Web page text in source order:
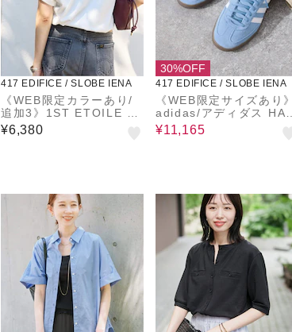
417 EDIFICE / SLOBE IENA
《WEB限定カラーあり/
追加3》1ST ETOILE T
シャツ
¥6,380
30%OFF
417 EDIFICE / SLOBE IENA
《WEB限定サイズあり》
adidas/アディダス HAN
DBALL SPEZIAL
¥11,165